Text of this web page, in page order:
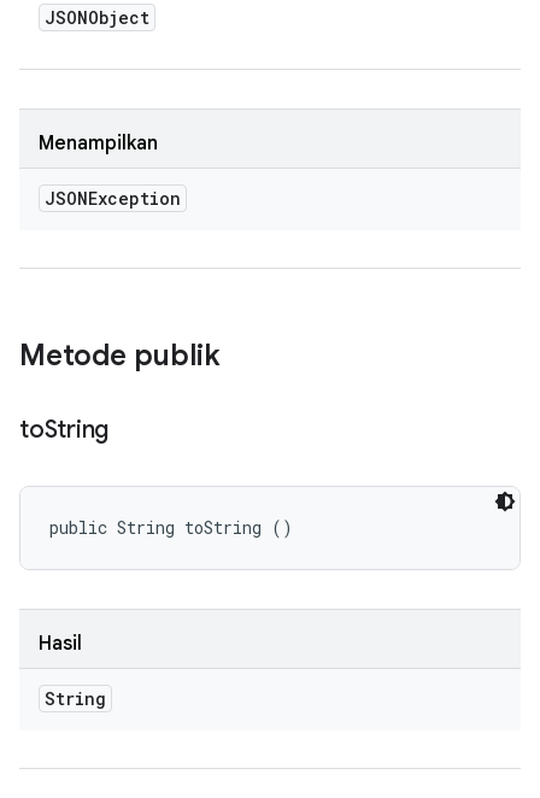
JSONObject
Menampilkan
JSONException
Metode publik
toString
public String toString ()
Hasil
String